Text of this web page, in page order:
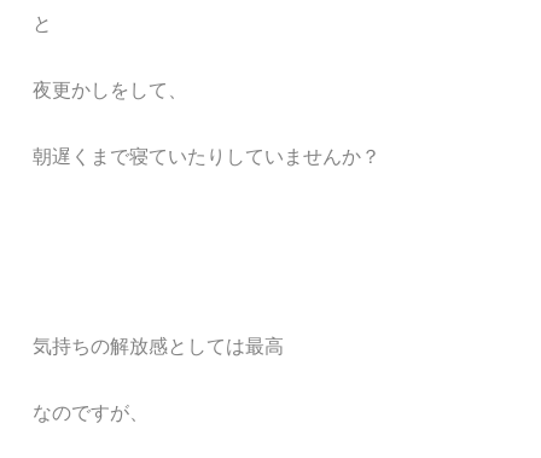
と
夜更かしをして、
朝遅くまで寝ていたりしていませんか？
気持ちの解放感としては最高
なのですが、